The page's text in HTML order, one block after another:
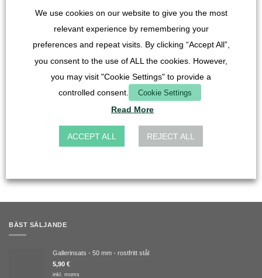
Följ oss på TikTok
BÄST SÄLJANDE
Gallerinsats - 50 mm - rostfritt stål
5,90 €
inkl. moms
We use cookies on our website to give you the most
relevant experience by remembering your
preferences and repeat visits. By clicking “Accept All”,
you consent to the use of ALL the cookies. However,
you may visit "Cookie Settings" to provide a
controlled consent.
Cookie Settings
Read More
ACCEPT ALL REJECT ALL